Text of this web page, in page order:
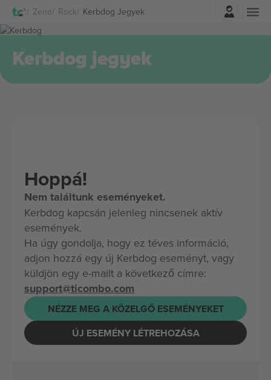
Zene Rock Kerbdog Jegyek
Kerbdog jegyek
Hoppá!
Nem találtunk eseményeket.
Kerbdog kapcsán jelenleg nincsenek aktív
események.
Ha úgy gondolja, hogy ez téves információ,
adjon hozzá egy új Kerbdog eseményt, vagy
küldjön egy e-mailt a következő címre:
support@ticombo.com
NÉZZE MEG A KÖZELGŐ ESEMÉNYEKET
ÚJ ESEMÉNY LÉTREHOZÁSA